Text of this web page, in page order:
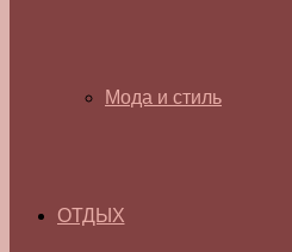
Мода и стиль
ОТДЫХ